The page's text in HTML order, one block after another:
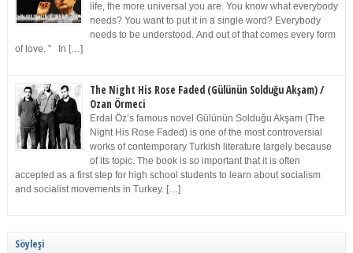
life, the more universal you are. You know what everybody
needs? You want to put it in a single word? Everybody
needs to be understood. And out of that comes every form
of love. ” In […]
The Night His Rose Faded (Gülünün Solduğu Akşam) /
Ozan Örmeci
Erdal Öz’s famous novel Gülünün Solduğu Akşam (The
Night His Rose Faded) is one of the most controversial
works of contemporary Turkish literature largely because
of its topic. The book is so important that it is often
accepted as a first step for high school students to learn about socialism
and socialist movements in Turkey. […]
Söyleşi